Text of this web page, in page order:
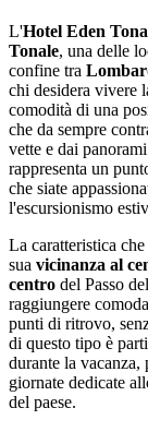
L'Hotel Eden
Tonale, una delle
confine tra
chi desidera vivere
comodità di una
che da sempre
vette e dai
rappresenta un
che siate
l'escursionismo
La caratteristica
sua vicinanza al
centro del Passo
raggiungere
punti di ritrovo,
di questo tipo è
durante la vacanza,
giornate dedicate
del paese.